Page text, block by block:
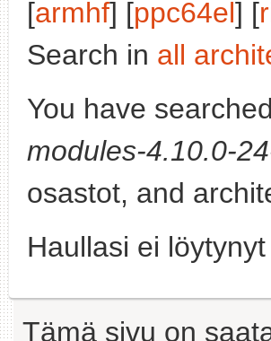
[armhf] [ppc64el] [
Search in all
You have
modules-4.10.0-
osastot, and
Haullasi ei
Tämä sivu on